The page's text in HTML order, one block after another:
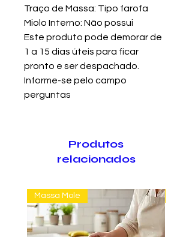
Traço de Massa: Tipo farofa
Miolo Interno: Não possui
Este produto pode demorar de
1 a 15 dias úteis para ficar
pronto e ser despachado.
Informe-se pelo campo
perguntas
Produtos
relacionados
Massa Mole